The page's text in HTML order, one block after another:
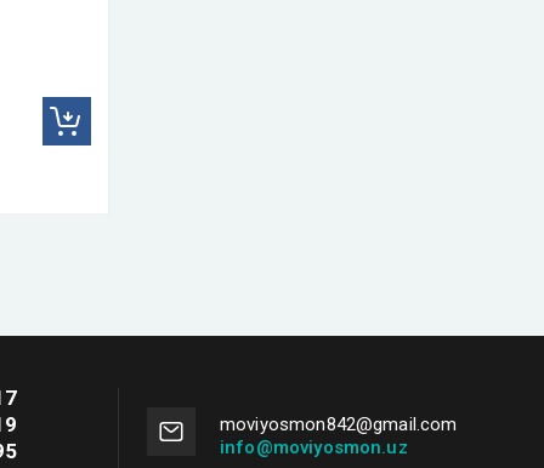
moviyosmon842@gmail.com
info@moviyosmon.uz